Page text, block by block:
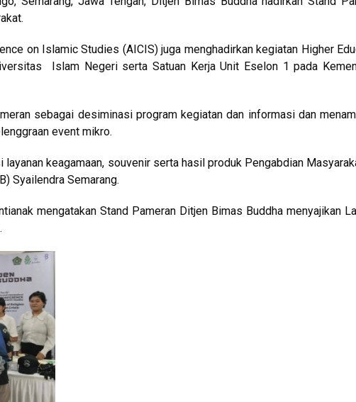
on Islamic Studies (AICIS) juga menghadirkan kegiatan Higher
Islam Negeri serta Satuan Kerja Unit Eselon 1 pada
sebagai desiminasi program kegiatan dan informasi dan
event mikro.
layanan keagamaan, souvenir serta hasil produk Pengabdian
Syailendra Semarang.
mengatakan Stand Pameran Ditjen Bimas Buddha menyajikan